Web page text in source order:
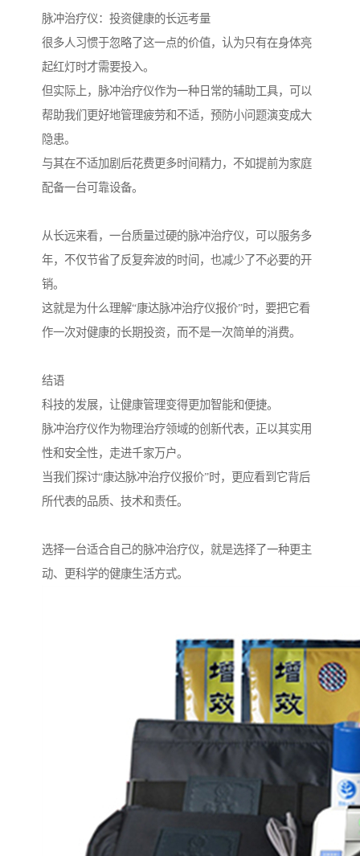
脉冲治疗仪：投资健康的长远考量
很多人习惯于忽略了这一点的价值，认为只有在身体亮
起红灯时才需要投入。
但实际上，脉冲治疗仪作为一种日常的辅助工具，可以
帮助我们更好地管理疲劳和不适，预防小问题演变成大
隐患。
与其在不适加剧后花费更多时间精力，不如提前为家庭
配备一台可靠设备。
从长远来看，一台质量过硬的脉冲治疗仪，可以服务多
年，不仅节省了反复奔波的时间，也减少了不必要的开
销。
这就是为什么理解“康达脉冲治疗仪报价”时，要把它看
作一次对健康的长期投资，而不是一次简单的消费。
结语
科技的发展，让健康管理变得更加智能和便捷。
脉冲治疗仪作为物理治疗领域的创新代表，正以其实用
性和安全性，走进千家万户。
当我们探讨“康达脉冲治疗仪报价”时，更应看到它背后
所代表的品质、技术和责任。
选择一台适合自己的脉冲治疗仪，就是选择了一种更主
动、更科学的健康生活方式。